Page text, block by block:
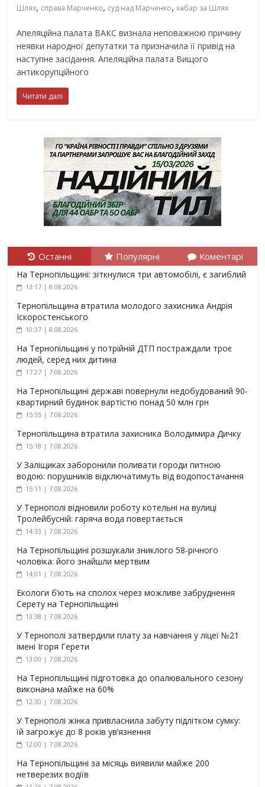
Шлях, справа Марченко, суд над Марченко,хабар за Шлях
Апеляційна палата ВАКС визнала неповажною причину
неявки народної депутатки та призначила її привід на
наступне засідання. Апеляційна палата Вищого
антикорупційного
Читати далі
Останні Популярні Коментарі
На Тернопільщині: зіткнулися три автомобілі, є загиблий
13:17 | 8.08.2026
Тернопільщина втратила молодого захисника Андрія
Іскоростенського
10:37 | 8.08.2026
На Тернопільщині у потрійній ДТП постраждали троє
людей, серед них дитина
17:27 | 7.08.2026
На Тернопільщині державі повернули недобудований 90-
квартирний будинок вартістю понад 50 млн грн
15:55 | 7.08.2026
Тернопільщина втратила захисника Володимира Дичку
15:18 | 7.08.2026
У Заліщиках заборонили поливати городи питною
водою: порушників відключатимуть від водопостачання
15:11 | 7.08.2026
У Тернополі відновили роботу котельні на вулиці
Тролейбусній: гаряча вода повертається
14:33 | 7.08.2026
На Тернопільщині розшукали зниклого 58-річного
чоловіка: його знайшли мертвим
14:01 | 7.08.2026
Екологи б’ють на сполох через можливе забруднення
Серету на Тернопільщині
13:38 | 7.08.2026
У Тернополі затвердили плату за навчання у ліцеї №21
імені Ігоря Герети
13:00 | 7.08.2026
На Тернопільщині підготовка до опалювального сезону
виконана майже на 60%
12:30 | 7.08.2026
У Тернополі жінка привласнила забуту підлітком сумку:
їй загрожує до 8 років ув’язнення
12:00 | 7.08.2026
На Тернопільщині за місяць виявили майже 200
нетверезих водіїв